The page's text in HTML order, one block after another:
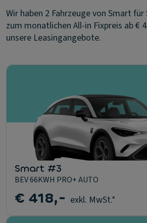
Wir haben 2 Fahrzeuge von Smart für
zum monatlichen All-in Fixpreis ab €
unsere Leasingangebote.
Smart #3
BEV 66KWH PRO+ AUTO
€ 418,- exkl. MwSt.*